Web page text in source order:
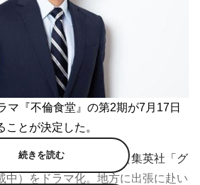
『不倫食堂』の第2期が7月17日
ことが決定した。
譲司原作の同名漫画（集英社「グ
中）をドラマ化。地方に出張に赴い
続きを読む